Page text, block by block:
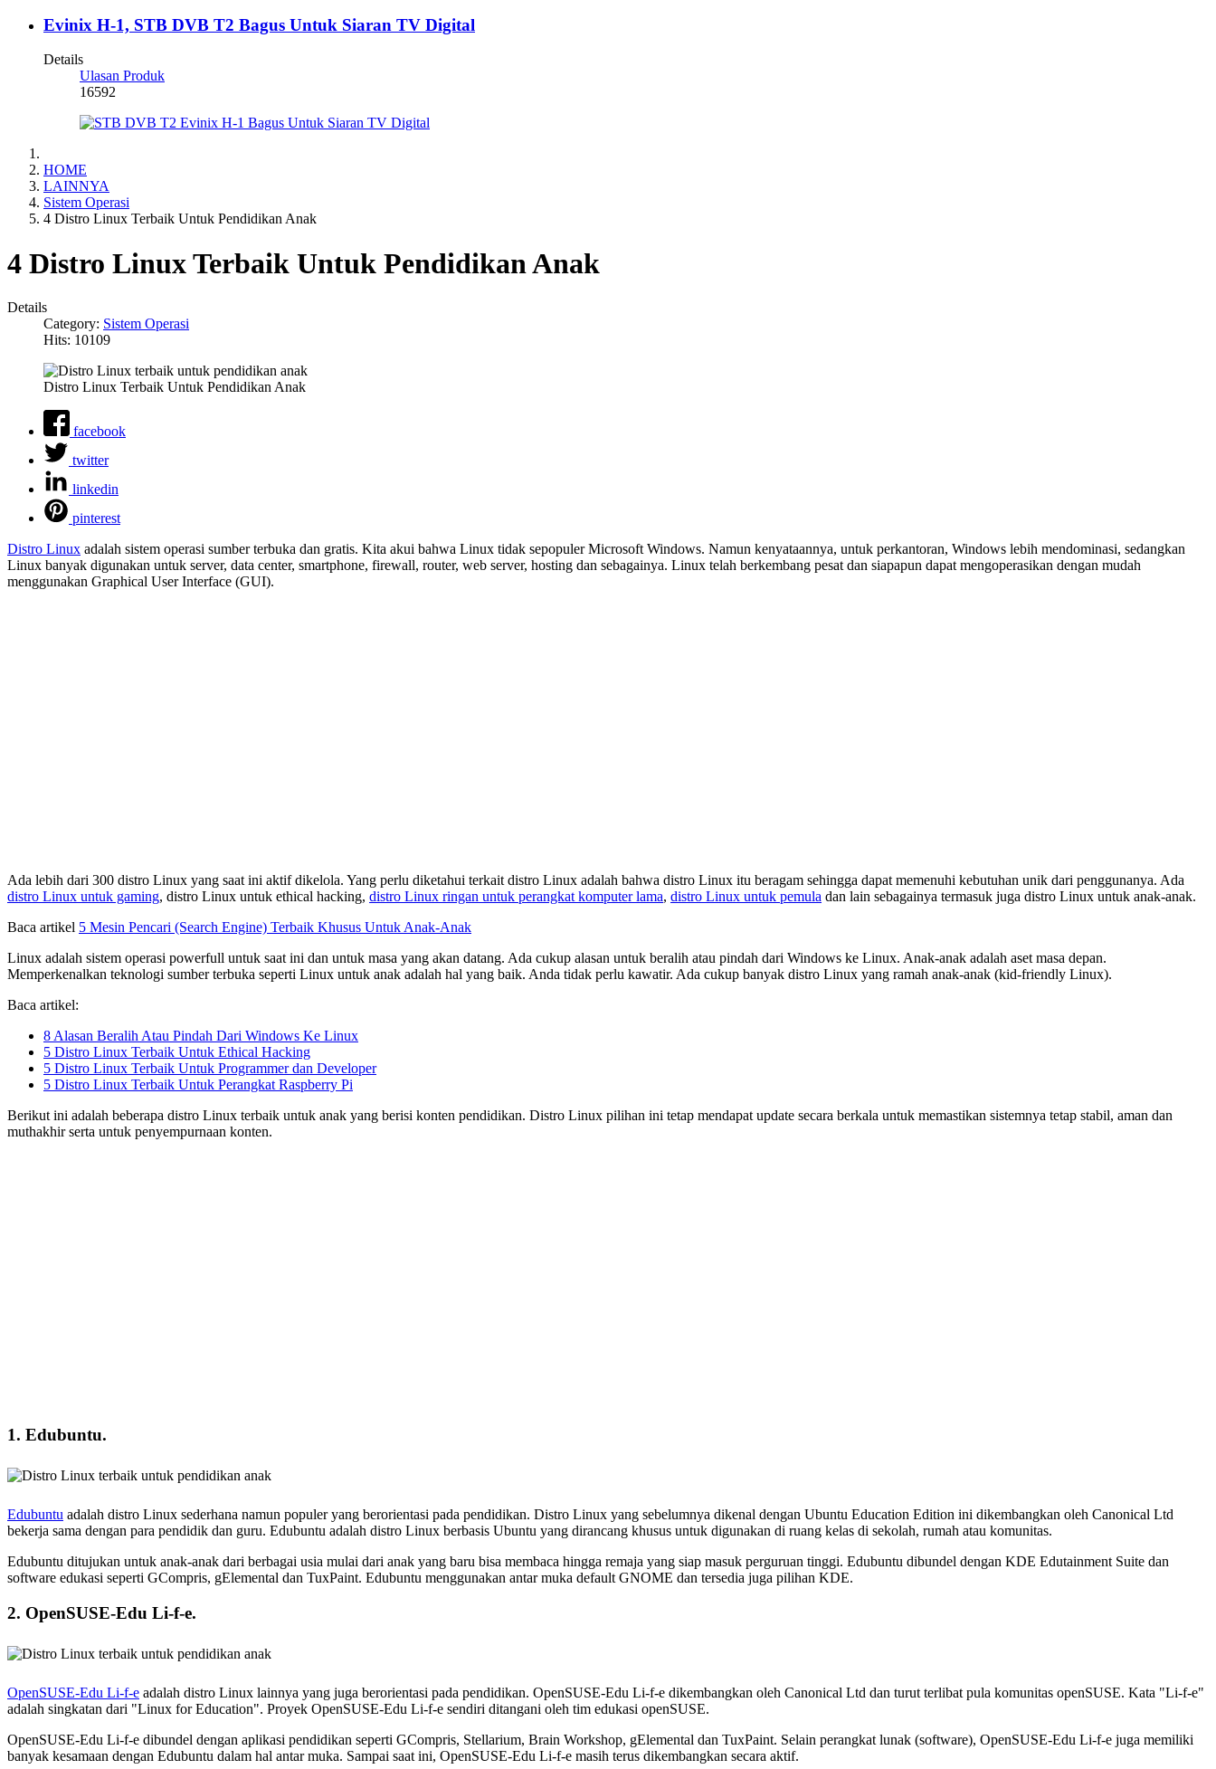
Evinix H-1, STB DVB T2 Bagus Untuk Siaran TV Digital
Details
Ulasan Produk
16592
HOME
LAINNYA
Sistem Operasi
4 Distro Linux Terbaik Untuk Pendidikan Anak
4 Distro Linux Terbaik Untuk Pendidikan Anak
Details
Category: Sistem Operasi
Hits: 10109
Distro Linux Terbaik Untuk Pendidikan Anak
facebook
twitter
linkedin
pinterest
Distro Linux adalah sistem operasi sumber terbuka dan gratis. Kita akui bahwa Linux tidak sepopuler Microsoft Windows. Namun kenyataannya, untuk perkantoran, Windows lebih mendominasi, sedangkan
Linux banyak digunakan untuk server, data center, smartphone, firewall, router, web server, hosting dan sebagainya. Linux telah berkembang pesat dan siapapun dapat mengoperasikan dengan mudah
menggunakan Graphical User Interface (GUI).
Ada lebih dari 300 distro Linux yang saat ini aktif dikelola. Yang perlu diketahui terkait distro Linux adalah bahwa distro Linux itu beragam sehingga dapat memenuhi kebutuhan unik dari penggunanya. Ada
distro Linux untuk gaming, distro Linux untuk ethical hacking, distro Linux ringan untuk perangkat komputer lama, distro Linux untuk pemula dan lain sebagainya termasuk juga distro Linux untuk anak-anak.
Baca artikel 5 Mesin Pencari (Search Engine) Terbaik Khusus Untuk Anak-Anak
Linux adalah sistem operasi powerfull untuk saat ini dan untuk masa yang akan datang. Ada cukup alasan untuk beralih atau pindah dari Windows ke Linux. Anak-anak adalah aset masa depan.
Memperkenalkan teknologi sumber terbuka seperti Linux untuk anak adalah hal yang baik. Anda tidak perlu kawatir. Ada cukup banyak distro Linux yang ramah anak-anak (kid-friendly Linux).
Baca artikel:
8 Alasan Beralih Atau Pindah Dari Windows Ke Linux
5 Distro Linux Terbaik Untuk Ethical Hacking
5 Distro Linux Terbaik Untuk Programmer dan Developer
5 Distro Linux Terbaik Untuk Perangkat Raspberry Pi
Berikut ini adalah beberapa distro Linux terbaik untuk anak yang berisi konten pendidikan. Distro Linux pilihan ini tetap mendapat update secara berkala untuk memastikan sistemnya tetap stabil, aman dan
muthakhir serta untuk penyempurnaan konten.
1. Edubuntu.
Edubuntu adalah distro Linux sederhana namun populer yang berorientasi pada pendidikan. Distro Linux yang sebelumnya dikenal dengan Ubuntu Education Edition ini dikembangkan oleh Canonical Ltd
bekerja sama dengan para pendidik dan guru. Edubuntu adalah distro Linux berbasis Ubuntu yang dirancang khusus untuk digunakan di ruang kelas di sekolah, rumah atau komunitas.
Edubuntu ditujukan untuk anak-anak dari berbagai usia mulai dari anak yang baru bisa membaca hingga remaja yang siap masuk perguruan tinggi. Edubuntu dibundel dengan KDE Edutainment Suite dan
software edukasi seperti GCompris, gElemental dan TuxPaint. Edubuntu menggunakan antar muka default GNOME dan tersedia juga pilihan KDE.
2. OpenSUSE-Edu Li-f-e.
OpenSUSE-Edu Li-f-e adalah distro Linux lainnya yang juga berorientasi pada pendidikan. OpenSUSE-Edu Li-f-e dikembangkan oleh Canonical Ltd dan turut terlibat pula komunitas openSUSE. Kata "Li-f-e"
adalah singkatan dari "Linux for Education". Proyek OpenSUSE-Edu Li-f-e sendiri ditangani oleh tim edukasi openSUSE.
OpenSUSE-Edu Li-f-e dibundel dengan aplikasi pendidikan seperti GCompris, Stellarium, Brain Workshop, gElemental dan TuxPaint. Selain perangkat lunak (software), OpenSUSE-Edu Li-f-e juga memiliki
banyak kesamaan dengan Edubuntu dalam hal antar muka. Sampai saat ini, OpenSUSE-Edu Li-f-e masih terus dikembangkan secara aktif.